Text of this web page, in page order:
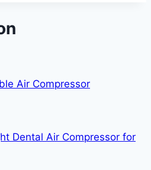
Air Compressor
Dental Air Compressor for